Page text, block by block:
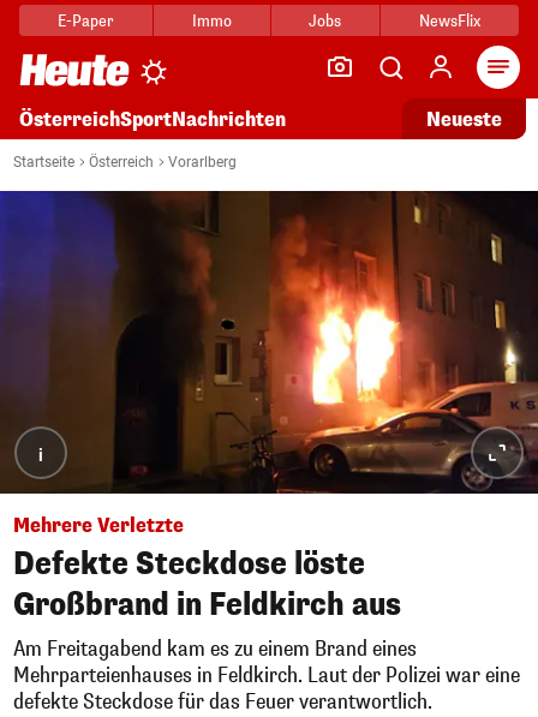
E-Paper Immo Jobs NewsFlix
ÖsterreichSportNachrichten Neueste
Startseite Österreich Vorarlberg
i
Mehrere Verletzte
Defekte Steckdose löste
Großbrand in Feldkirch aus
Am Freitagabend kam es zu einem Brand eines
Mehrparteienhauses in Feldkirch. Laut der Polizei war eine
defekte Steckdose für das Feuer verantwortlich.